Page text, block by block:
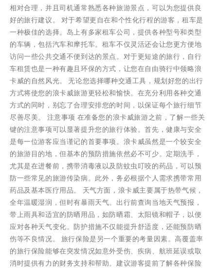
相对合理，并且司机通常熟悉各种旅游景点，可以为您提供良
好的旅行建议。 对于希望更自在和个性化行程的游客，租车是
一种极佳的选择。岛上有多家租车公司，提供各种型号和类型
的车辆，包括汽车和摩托车。租车不仅灵活还会让您更方便地
访问一些公共交通不便到达的景点。对于更短途的旅行，自行
车租赁也是一种有趣且环保的方式，让您在自由骑行中领略浪
卡威的自然风光。 无论您选择哪种交通工具，规划好您的出行
方式将使您的浪卡威旅游更轻松和愉快。在充分利用各种交通
方式的同时，别忘了合理安排您的时间，以保证每个旅行细节
尽善尽美。 注意事项 在准备您的浪卡威旅游之前，了解一些关
键的注意事项可以显著提升您的旅行体验。首先，健康与安全
是每一位游客应当谨记的首要事项。浪卡威虽然是一个较安全
的旅游目的地，但基本的预防措施依然必不可少。定期洗手，
尤其是在进餐前，携带消毒液以及防蚊虫叮咬的药品，可以预
防一些常见的旅游传染病。此外，务必根据个人需求携带常用
药品及基本医疗用品。 天气方面，浪卡威主要属于热带气候，
全年温暖湿润，但时有暴雨天气。出行前查询当地天气预报，
带上雨具和适宜的防晒用品，如防晒霜、太阳镜和帽子，以便
应对各种天气变化。防护措施不仅能提升舒适度，还能预防晒
伤等不良情况。 旅行保险是另一个重要的考量因素。高覆盖率
的旅行保险能够在突发情况如意外受伤、疾病、航班延误或取
消时提供有力的财务支持和帮助。建议游客提前了解各种保险